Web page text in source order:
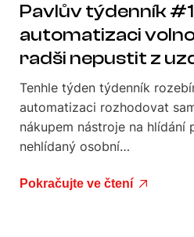
Pavlův týdenník
automatizaci
radši nepustit z
Tenhle týden týdenník
automatizaci rozhodovat
nákupem nástroje na hlídání
nehlídaný osobní…
Pokračujte ve čtení